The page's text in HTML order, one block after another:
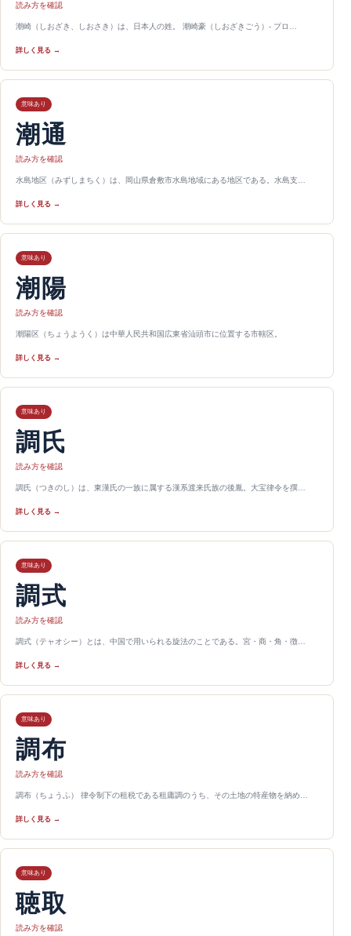
読み方を確認
潮崎（しおざき、しおさき）は、日本人の姓。 潮崎豪（しおざきごう）- プロ…
詳しく見る →
意味あり
潮通
読み方を確認
水島地区（みずしまちく）は、岡山県倉敷市水島地域にある地区である。水島支…
詳しく見る →
意味あり
潮陽
読み方を確認
潮陽区（ちょうようく）は中華人民共和国広東省汕頭市に位置する市轄区。
詳しく見る →
意味あり
調氏
読み方を確認
調氏（つきのし）は、東漢氏の一族に属する漢系渡来氏族の後胤。大宝律令を撰…
詳しく見る →
意味あり
調式
読み方を確認
調式（テャオシー）とは、中国で用いられる旋法のことである。宮・商・角・徴…
詳しく見る →
意味あり
調布
読み方を確認
調布（ちょうふ） 律令制下の租税である租庸調のうち、その土地の特産物を納め…
詳しく見る →
意味あり
聴取
読み方を確認